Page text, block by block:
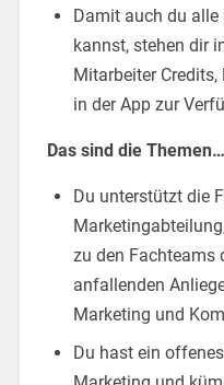
Damit auch du alle
kannst, stehen dir
Mitarbeiter
in der App zur
Das sind die Themen…
Du unterstützt die
zu den Fachteams
anfallenden
Marketing und
Du hast ein